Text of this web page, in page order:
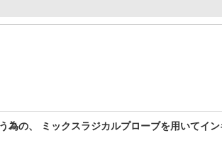
の、 ミックスラジカルプローブを用いてイ